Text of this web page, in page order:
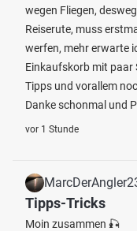
wegen Fliegen,
Reiserute, muss
werfen, mehr erwarte
Einkaufskorb mit paar
Tipps und vorallem
Danke schonmal und
vor 1 Stunde
Tipps-Tricks
Moin zusammen 🎣